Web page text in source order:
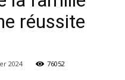
réussite
2024 76052